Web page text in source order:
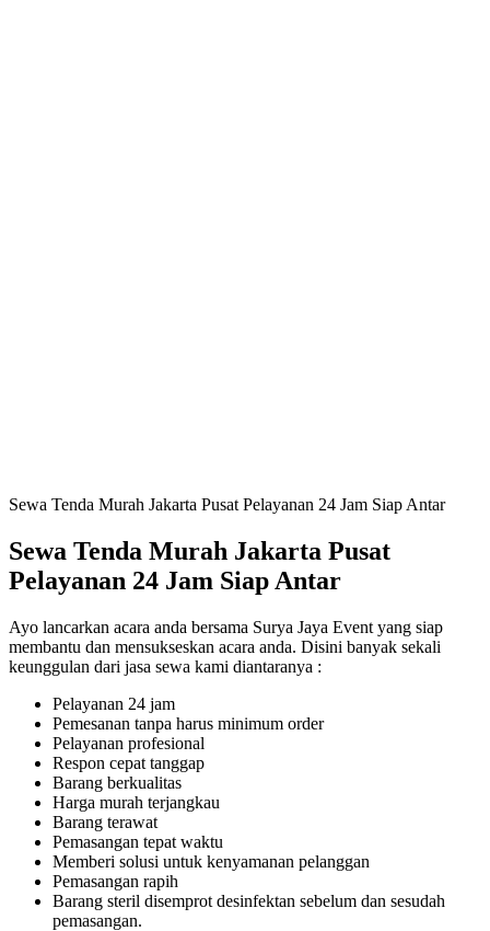
Sewa Tenda Murah Jakarta Pusat Pelayanan 24 Jam Siap Antar
Sewa Tenda Murah Jakarta Pusat
Pelayanan 24 Jam Siap Antar
Ayo lancarkan acara anda bersama Surya Jaya Event yang siap
membantu dan mensukseskan acara anda. Disini banyak sekali
keunggulan dari jasa sewa kami diantaranya :
Pelayanan 24 jam
Pemesanan tanpa harus minimum order
Pelayanan profesional
Respon cepat tanggap
Barang berkualitas
Harga murah terjangkau
Barang terawat
Pemasangan tepat waktu
Memberi solusi untuk kenyamanan pelanggan
Pemasangan rapih
Barang steril disemprot desinfektan sebelum dan sesudah
pemasangan.